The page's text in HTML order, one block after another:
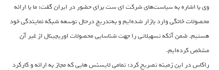
وی با اشاره به سیاست‌های شرکت ای ست برای حضور در ایران گفت: ما با ارائه
محصولات خانگی وارد بازار شده‌ایم و به‌تدریج درحال توسعه شبکه نمایندگی خود
هستیم. ضمن آنکه تسهیلاتی را جهت شناسایی محصولات اوریجینال از غیر آن
مشخص کرده‌ایم.
راکاس در این زمینه تصریح کرد: تمامی لایسنس هایی که مجاز به ارائه و کارکرد